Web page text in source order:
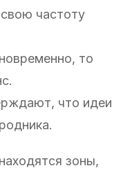
частоту
то
что идеи
зоны,